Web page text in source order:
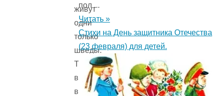
живут
одни
только
шведы.
Так
ведь
всегда
пол ...
Читать »
Стихи на День защитника Отечества
(23 февраля) для детей.